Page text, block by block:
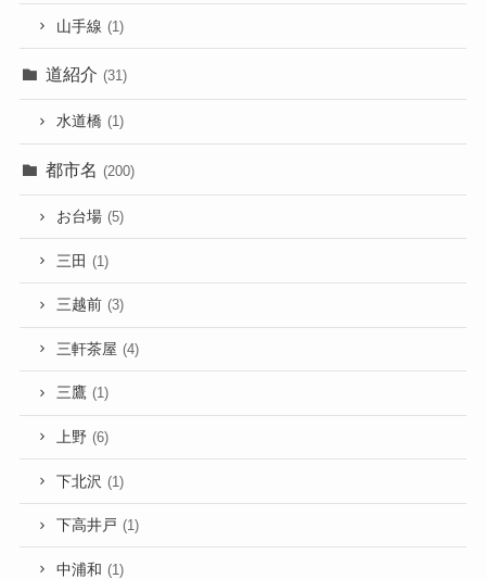
山手線 (1)
道紹介 (31)
水道橋 (1)
都市名 (200)
お台場 (5)
三田 (1)
三越前 (3)
三軒茶屋 (4)
三鷹 (1)
上野 (6)
下北沢 (1)
下高井戸 (1)
中浦和 (1)